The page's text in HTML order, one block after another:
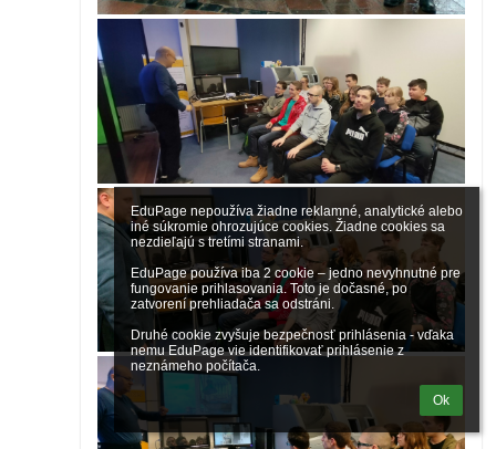
EduPage nepoužíva žiadne reklamné, analytické alebo
iné súkromie ohrozujúce cookies. Žiadne cookies sa
nezdieľajú s tretími stranami.
EduPage používa iba 2 cookie – jedno nevyhnutné pre
fungovanie prihlasovania. Toto je dočasné, po
zatvorení prehliadača sa odstráni.
Druhé cookie zvyšuje bezpečnosť prihlásenia - vďaka
nemu EduPage vie identifikovať prihlásenie z
neznámeho počítača.
Ok